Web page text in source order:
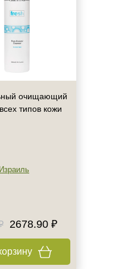
очищающий
типов кожи
Израиль
2678.90 ₽